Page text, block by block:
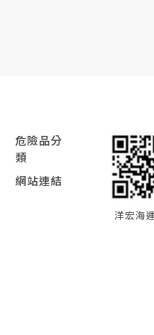
危險品分
類
網站連結
洋宏海